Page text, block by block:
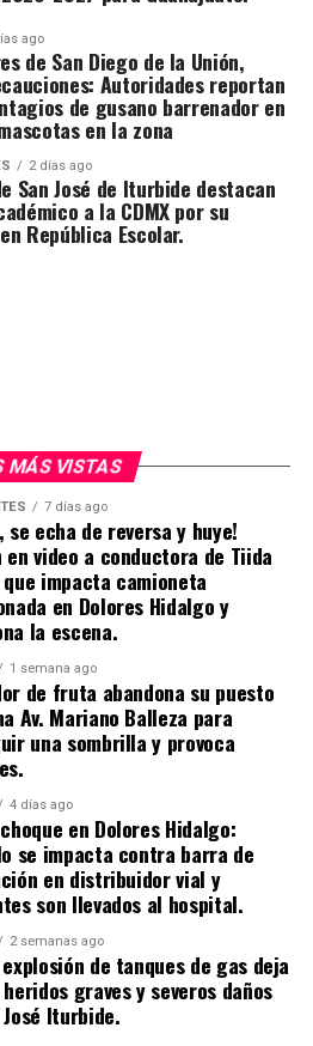
ago
de San Diego de la Unión,
Autoridades reportan
de gusano barrenador en
en la zona
2 días ago
San José de Iturbide destacan
a la CDMX por su
República Escolar.
MÁS VISTAS
7 días ago
se echa de reversa y huye!
en video a conductora de Tiida
impacta camioneta
en Dolores Hidalgo y
la escena.
1 semana ago
de fruta abandona su puesto
Av. Mariano Balleza para
una sombrilla y provoca
4 días ago
en Dolores Hidalgo:
se impacta contra barra de
en distribuidor vial y
son llevados al hospital.
2 semanas ago
de tanques de gas deja
graves y severos daños
José Iturbide.